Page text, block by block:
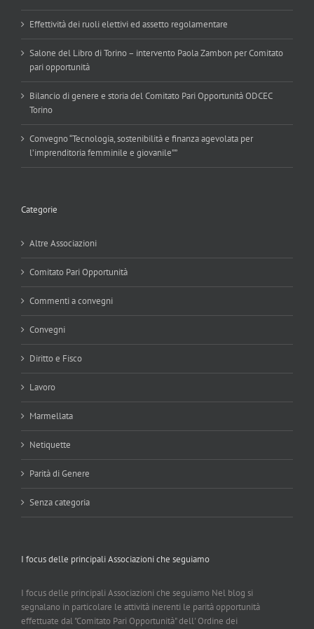
Effettività dei ruoli elettivi ed assetto regolamentare
Salone del Libro di Torino – intervento Paola Zambon per Comitato
pari opportunità
Bilancio di genere e storia del Comitato Pari Opportunità ODCEC
Torino
Convegno “Tecnologia, sostenibilità e finanza agevolata per
l’imprenditoria femminile e giovanile””
Categorie
Altre Associazioni
Comitato Pari Opportunità
Commenti a convegni
Convegni
Diritto e Fisco
Lavoro
Marmellata
Netiquette
Parità di Genere
Senza categoria
I focus delle principali Associazioni che seguiamo
I focus delle principali Associazioni che seguiamo Nel blog si
segnalano in particolare le attività inerenti le parità opportunità
effettuate dal "Comitato Pari Opportunità" dell' Ordine dei